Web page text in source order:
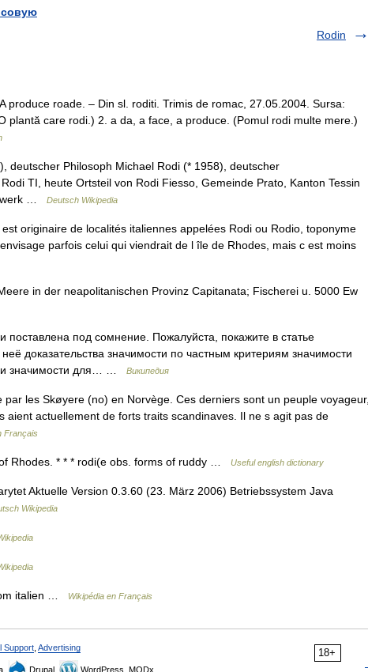
Rodin
produce roade. – Din sl. roditi. Trimis de romac, 27.05.2004. Sursa:
plantă care rodi.) 2. a da, a face, a produce. (Pomul rodi multe mere.)
deutscher Philosoph Michael Rodi (* 1958), deutscher
TI, heute Ortsteil von Rodi Fiesso, Gemeinde Prato, Kanton Tessin
…
Deutsch Wikipedia
originaire de localités italiennes appelées Rodi ou Rodio, toponyme
parfois celui qui viendrait de l île de Rhodes, mais c est moins
in der neapolitanischen Provinz Capitanata; Fischerei u. 5000 Ew
поставлена под сомнение. Пожалуйста, покажите в статье
доказательства значимости по частным критериям значимости
значимости для… …
Википедия
les Skøyere (no) en Norvège. Ces derniers sont un peuple voyageur,
aient actuellement de forts traits scandinaves. Il ne s agit pas de
Français
Rhodes. * * * rodi(e obs. forms of ruddy … Useful english dictionary
Aktuelle Version 0.3.60 (23. März 2006) Betriebssystem Java
Wikipedia
italien … Wikipédia en Français
18+
Support Advertising
Drupal, WordPress, MODx.